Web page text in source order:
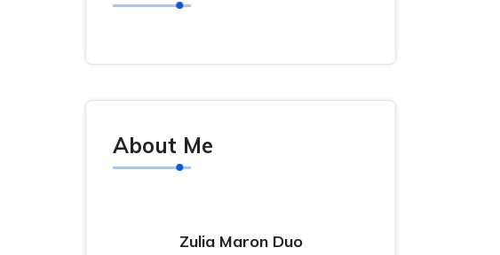
About Me
Zulia Maron Duo